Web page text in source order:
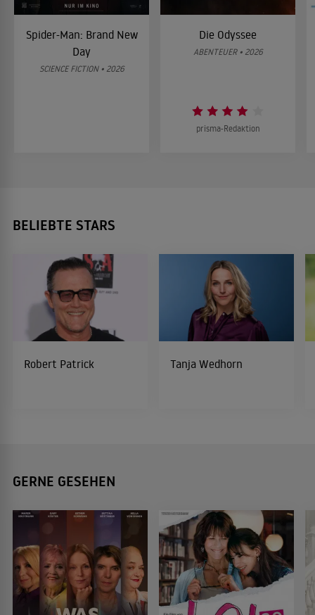
Spider-Man: Brand New
Day
SCIENCE FICTION • 2026
Die Odyssee
ABENTEUER • 2026
prisma-Redaktion
BELIEBTE STARS
Robert Patrick Tanja Wedhorn
GERNE GESEHEN